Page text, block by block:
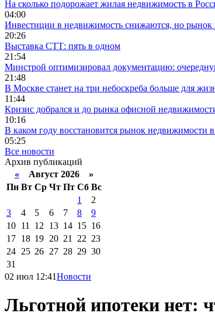
На сколько подорожает жилая недвижимость в
04:00
Инвестиции в недвижимость снижаются, но рынок
20:26
Выставка СТТ: пять в одном
21:54
Минстрой оптимизировал документацию:
21:48
В Москве станет на три небоскреба больше для
11:44
Кризис добрался и до рынка офисной
10:16
В каком году восстановится рынок недвижимости
05:25
Все новости
Архив публикаций
« Август 2026 »
Пн Вт Ср Чт Пт Сб Вс
1
2
3
4 5 6 7 8
9
10 11 12 13 14 15 16
17 18 19 20 21 22 23
24 25 26 27 28 29 30
31
02 июл 12:41Новости
Льготной ипотеки нет: